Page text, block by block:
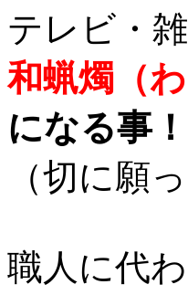
テレビ・
和蝋燭（
になる事！
（切に願
職人に代